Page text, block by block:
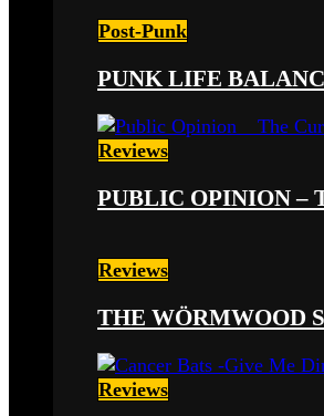
Post-Punk
PUNK LIFE
Reviews
PUBLIC OPINION –
Reviews
THE WÖRMWOOD
Reviews